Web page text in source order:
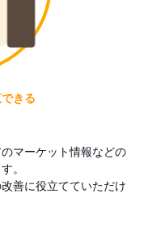
きる
マーケット情報などの
。
善に役立てていただけ